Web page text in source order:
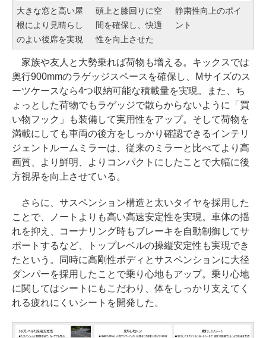
大きな窓と高い屋
根により見晴らし
のよい後席を実現
頭上と膝回りに空
間を確保し、快適
性を向上させた
静粛性向上のポイ
ント
家族や友人と大勢乗れば荷物も増える。キックスでは
奥行900mmのラゲッジスペースを確保し、Mサイズのス
ーツケースなら4つ収納可能な積載量を実現。また、ち
ょっとした荷物でもラゲッジで散らからないように「買
い物フック」も装備して実用性をアップ。そして荷物を
満載にしても車両の後方をしっかり確認できるインテリ
ジェントルームミラーは、従来のミラーと比べてより高
画質、より鮮明、よりコンパクトにしたことで大幅に後
方視界を向上させている。
さらに、サスペンション構造と太いタイヤを採用した
ことで、ノートよりも高い高速安定性を実現。車体の揺
れを抑え、コーナリング時もブレーキを自動制御してサ
ポートするなど、トップレベルの操縦安定性も実現でき
たという。同時に高剛性ボディとサスペンションに大径
ダンパーを採用したことで乗り心地もアップ。乗り心地
に関してはシートにもこだわり、体をしっかり支えてく
れる疲れにくいシートを開発した。